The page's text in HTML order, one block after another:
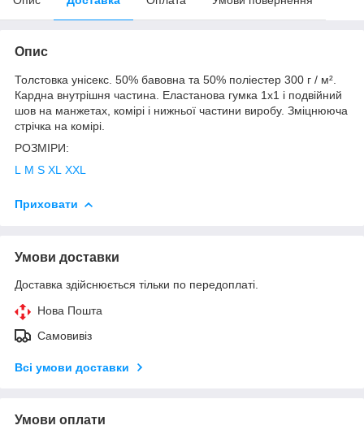
Опис
Толстовка унісекс. 50% бавовна та 50% поліестер 300 г / м².
Кардна внутрішня частина. Еластанова гумка 1х1 і подвійний
шов на манжетах, комірі і нижньої частини виробу. Зміцнююча
стрічка на комірі.
РОЗМІРИ:
L
M S XL XXL
Приховати
Умови доставки
Доставка здійснюється тільки по передоплаті.
Нова Пошта
Самовивіз
Всі умови доставки
Умови оплати